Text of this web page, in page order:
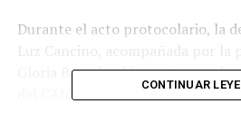
Durante el acto protocolario, la
Luz Cancino, acompañada por la
Gloria Barrales, hizo entrega a las
del CAIC Amozoc Centro (turno
CONTINUAR